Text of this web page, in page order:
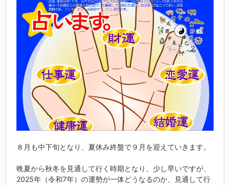
８月も中下旬となり、夏休み終盤で９月を迎えていきます。
晩夏から秋冬を見通して行く時期となり、少し早いですが、
2025年（令和7年）の運勢が一体どうなるのか、見通して行